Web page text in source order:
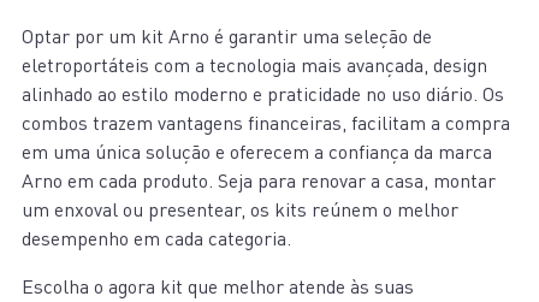
Optar por um kit Arno é garantir uma seleção de
eletroportáteis com a tecnologia mais avançada, design
alinhado ao estilo moderno e praticidade no uso diário. Os
combos trazem vantagens financeiras, facilitam a compra
em uma única solução e oferecem a confiança da marca
Arno em cada produto. Seja para renovar a casa, montar
um enxoval ou presentear, os kits reúnem o melhor
desempenho em cada categoria.
Escolha o agora kit que melhor atende às suas